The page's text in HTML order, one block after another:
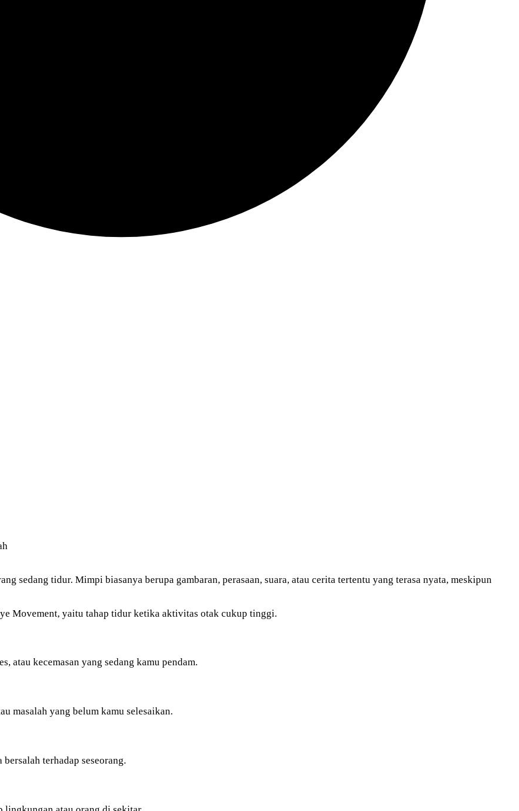
sedang tidur. Mimpi biasanya berupa gambaran, perasaan, suara, atau cerita tertentu yang terasa nyata, meskipun
Movement, yaitu tahap tidur ketika aktivitas otak cukup tinggi.
atau kecemasan yang sedang kamu pendam.
masalah yang belum kamu selesaikan.
terhadap seseorang.